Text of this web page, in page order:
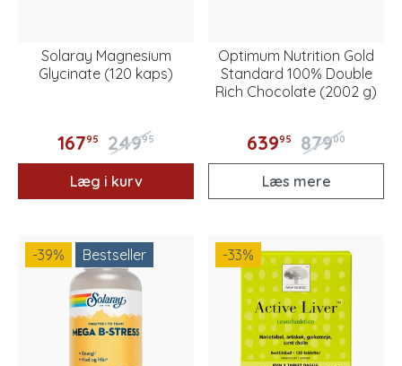
Solaray Magnesium
Glycinate (120 kaps)
16795 24995
Læg i kurv
Optimum Nutrition Gold
Standard 100% Double
Rich Chocolate (2002 g)
63995 87900
Læs mere
-39% Bestseller -33%